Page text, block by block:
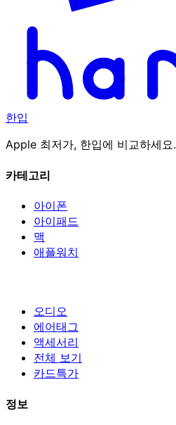
한입
Apple 최저가, 한입에 비교하세요.
카테고리
아이폰
아이패드
맥
애플워치
오디오
에어태그
액세서리
전체 보기
카드특가
정보